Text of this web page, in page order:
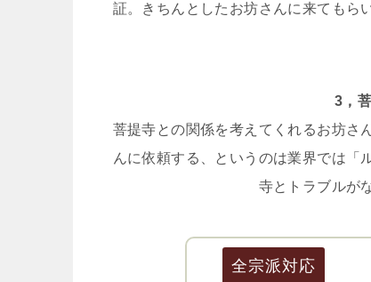
証。きちんとしたお坊さんに来てもら
3，
菩提寺との関係を考えてくれるお坊さ
んに依頼する、というのは業界では「
寺とトラブルが
全宗派対応